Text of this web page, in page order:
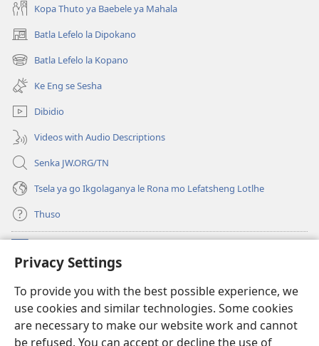
Privacy Settings
To provide you with the best possible experience, we
use cookies and similar technologies. Some cookies
are necessary to make our website work and cannot
be refused. You can accept or decline the use of
Kopa Thuto ya Baebele ya Mahala
Batla Lefelo la Dipokano
(e
bula
tsebe
nngwe)
Batla Lefelo la Kopano
(e
bula
tsebe
e
nngwe)
Ke Eng se Sesha
Dibidio
Videos with Audio Descriptions
Senka JW.ORG/TN
Tsela ya go Ikgolaganya le Rona mo Lefatsheng Lotlhe
Thuso
(e
bula
nngwe)
LAEBORARI YA MO INTERNET
(e
bula
tsebe
e
JW Hub
(e
bula